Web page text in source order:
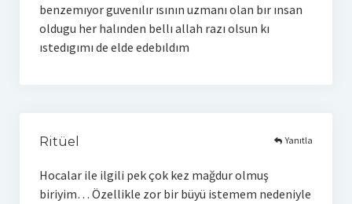
benzemıyor guvenılır ısının uzmanı olan bır ınsan
oldugu her halınden bellı allah razı olsun kı
ıstedıgımı de elde edebıldım
Ritüel
Hocalar ile ilgili pek çok kez mağdur olmuş
biriyim… Özellikle zor bir büyü istemem nedeniyle
Yanıtla